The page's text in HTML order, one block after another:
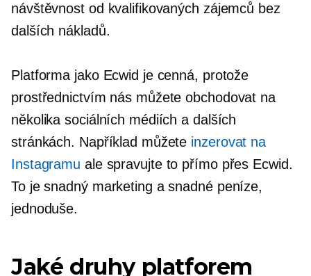
návštěvnost od kvalifikovaných zájemců bez
dalších nákladů.
Platforma jako Ecwid je cenná, protože
prostřednictvím nás můžete obchodovat na
několika sociálních médiích a dalších
stránkách. Například můžete inzerovat na
Instagramu ale spravujte to přímo přes Ecwid.
To je snadný marketing a snadné peníze,
jednoduše.
Jaké druhy platforem